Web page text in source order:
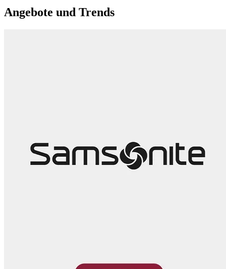
Angebote und Trends